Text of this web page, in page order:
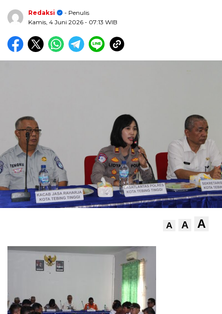
Redaksi
- Penulis
Kamis, 4 Juni 2026 - 07:13 WIB
A A A